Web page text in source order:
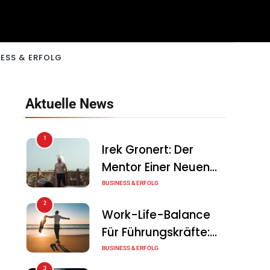
& ERFOLG
Aktuelle News
1
Irek Gronert: Der
Mentor Einer Neuen
Generation Von
BUSINESS & ERFOLG
2
Work-Life-Balance
Für Führungskräfte:
Illusion Oder Echte
BUSINESS & ERFOLG
3